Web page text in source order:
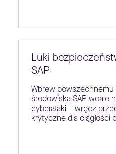
Luki
SAP
Wbrew
środowiska SAP wcale
cyberataki – wręcz
krytyczne dla ciągłości